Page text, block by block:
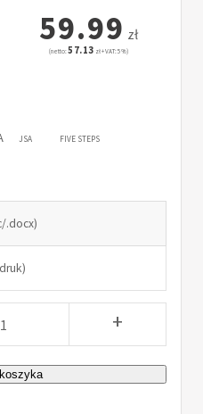
59.99 zł
(netto:57.13 zł + VAT: 5%)
JSA FIVE STEPS
.docx)
+